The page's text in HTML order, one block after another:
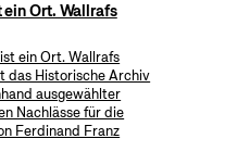
Ort. Wallrafs
ein Ort. Wallrafs
das Historische Archiv
ausgewählter
Nachlässe für die
Ferdinand Franz